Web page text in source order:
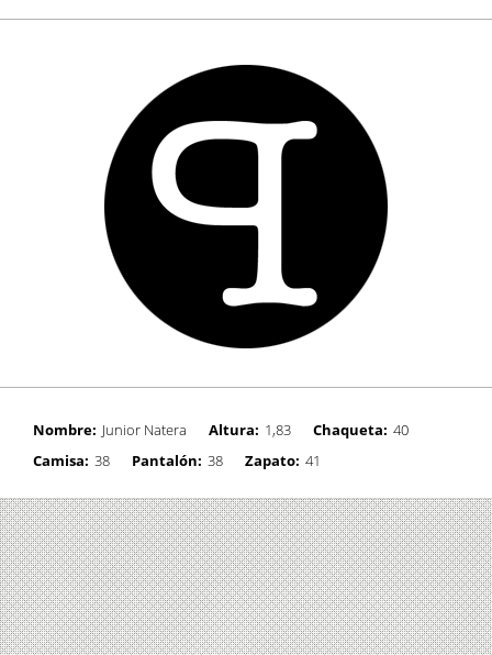
Nombre: Junior Natera Altura: 1,83 Chaqueta: 40
Camisa: 38 Pantalón: 38 Zapato: 41